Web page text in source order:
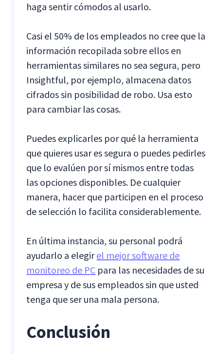
haga sentir cómodos al usarlo.
Casi el 50% de los empleados no cree que la
información recopilada sobre ellos en
herramientas similares no sea segura, pero
Insightful, por ejemplo, almacena datos
cifrados sin posibilidad de robo. Usa esto
para cambiar las cosas.
Puedes explicarles por qué la herramienta
que quieres usar es segura o puedes pedirles
que lo evalúen por sí mismos entre todas
las opciones disponibles. De cualquier
manera, hacer que participen en el proceso
de selección lo facilita considerablemente.
En última instancia, su personal podrá
ayudarlo a elegirel mejor software de
monitoreo de PC para las necesidades de su
empresa y de sus empleados sin que usted
tenga que ser una mala persona.
Conclusión